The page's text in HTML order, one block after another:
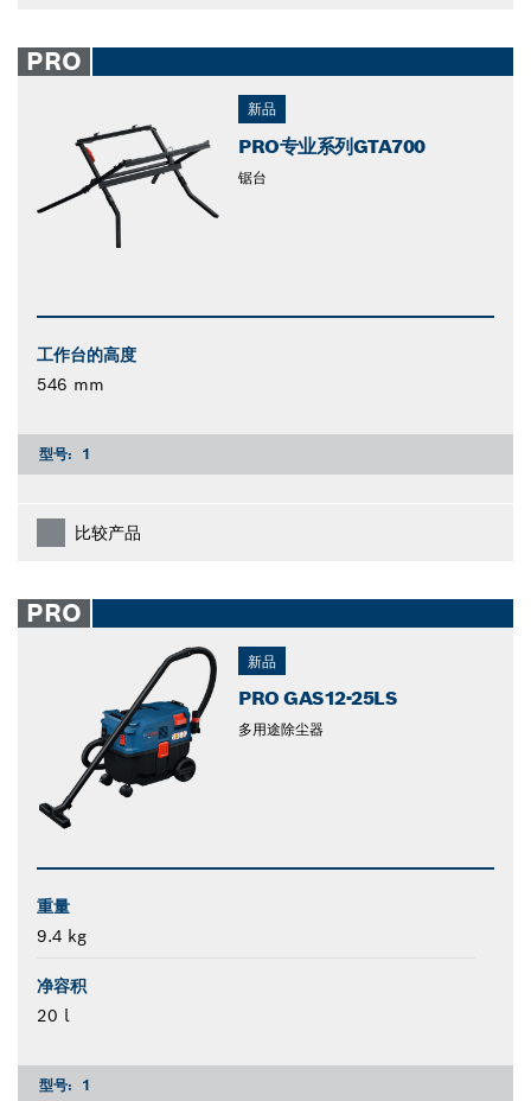
PRO
新品
PRO专业系列GTA700
锯台
工作台的高度
546 mm
型号: 1
比较产品
PRO
新品
PRO GAS12-25LS
多用途除尘器
重量
9.4 kg
净容积
20 l
型号: 1